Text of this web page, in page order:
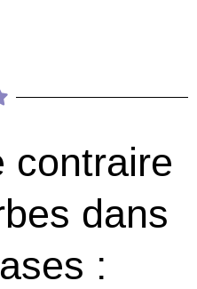
contraire
dans
: